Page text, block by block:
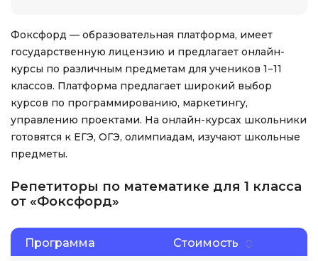
Фоксфорд — образовательная платформа, имеет
государственную лицензию и предлагает онлайн-
курсы по различным предметам для учеников 1−11
классов. Платформа предлагает широкий выбор
курсов по программированию, маркетингу,
управлению проектами. На онлайн-курсах школьники
готовятся к ЕГЭ, ОГЭ, олимпиадам, изучают школьные
предметы.
Репетиторы по математике для 1 класса
от «Фоксфорд»
Программа Стоимость